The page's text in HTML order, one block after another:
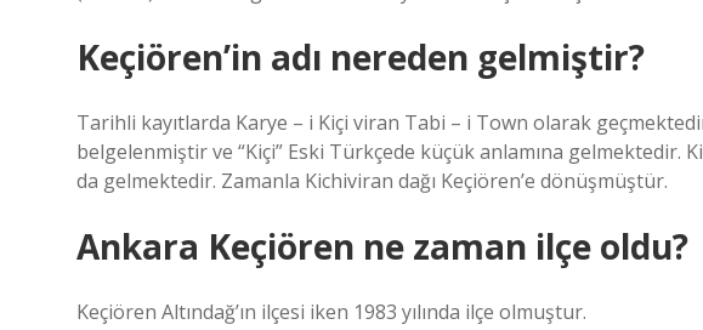
Keçiören’in adı nereden gelmiştir?
Tarihli kayıtlarda Karye – i Kiçi viran Tabi – i Town olarak
belgelenmiştir ve “Kiçi” Eski Türkçede küçük anlamına gelmektedir.
da gelmektedir. Zamanla Kichiviran dağı Keçiören’e dönüşmüştür.
Ankara Keçiören ne zaman ilçe oldu?
Keçiören Altındağ’ın ilçesi iken 1983 yılında ilçe olmuştur.